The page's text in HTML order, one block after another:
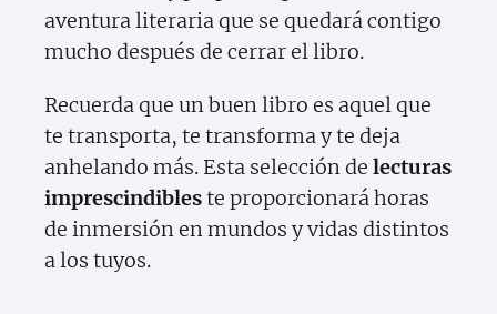
aventura literaria que se quedará contigo
mucho después de cerrar el libro.
Recuerda que un buen libro es aquel que
te transporta, te transforma y te deja
anhelando más. Esta selección de lecturas
imprescindibleste proporcionará horas
de inmersión en mundos y vidas distintos
a los tuyos.